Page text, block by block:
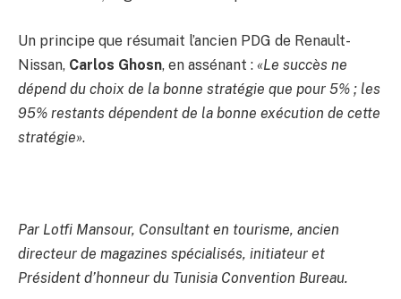
Un principe que résumait l’ancien PDG de Renault-
Nissan, Carlos Ghosn, en assénant : «Le succès ne
dépend du choix de la bonne stratégie que pour 5% ; les
95% restants dépendent de la bonne exécution de cette
stratégie».
Par Lotfi Mansour, Consultant en tourisme, ancien
directeur de magazines spécialisés, initiateur et
Président d’honneur du Tunisia Convention Bureau.